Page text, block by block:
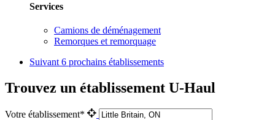
Services
Camions de déménagement
Remorques et remorquage
Suivant 6 prochains établissements
Trouvez un établissement U-Haul
Votre établissement*